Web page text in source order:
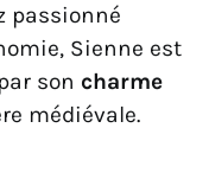
passionné
Sienne est
son charme
médiévale.